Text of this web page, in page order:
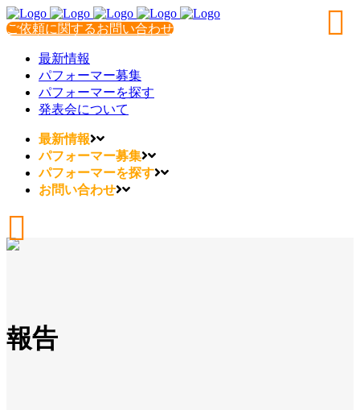
ご依頼に関するお問い合わせ
最新情報
パフォーマー募集
パフォーマーを探す
発表会について
最新情報
パフォーマー募集
パフォーマーを探す
お問い合わせ
報告